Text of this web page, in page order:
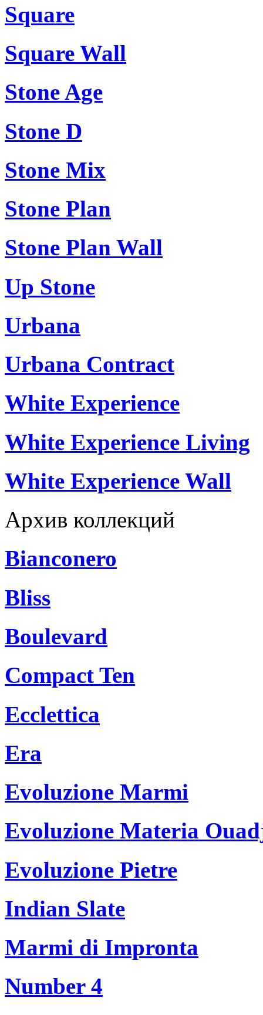
Square
Square Wall
Stone Age
Stone D
Stone Mix
Stone Plan
Stone Plan Wall
Up Stone
Urbana
Urbana Contract
White Experience
White Experience Living
White Experience Wall
Архив коллекций
Bianconero
Bliss
Boulevard
Compact Ten
Ecclettica
Era
Evoluzione Marmi
Evoluzione Materia
Evoluzione Pietre
Indian Slate
Marmi di Impronta
Number 4